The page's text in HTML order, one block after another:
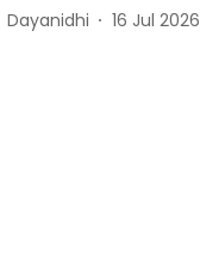
Dayanidhi 16 Jul 2026